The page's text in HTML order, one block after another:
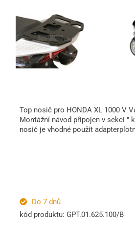
Top nosič pro HONDA XL 1000 V
Montážní návod připojen v sekci "
nosič je vhodné použít
Do 7 dnů
kód produktu: GPT.01.625.100/B